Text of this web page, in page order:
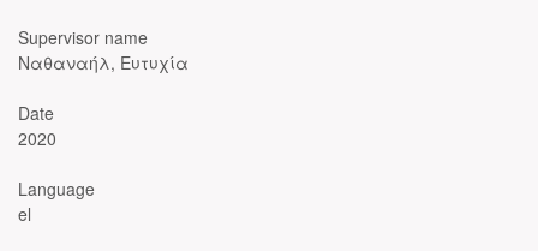
Supervisor name
Ναθαναήλ, Ευτυχία
Date
2020
Language
el